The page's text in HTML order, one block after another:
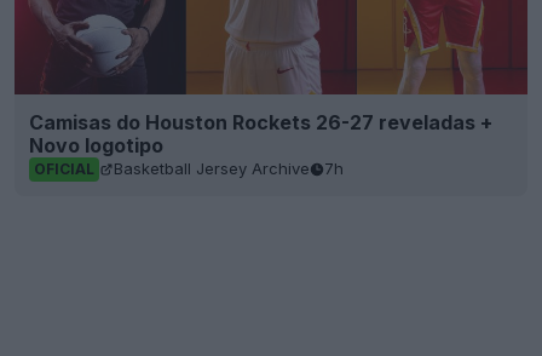
Camisas do Houston Rockets 26-27 reveladas +
Novo logotipo
OFICIAL Basketball Jersey Archive 7h